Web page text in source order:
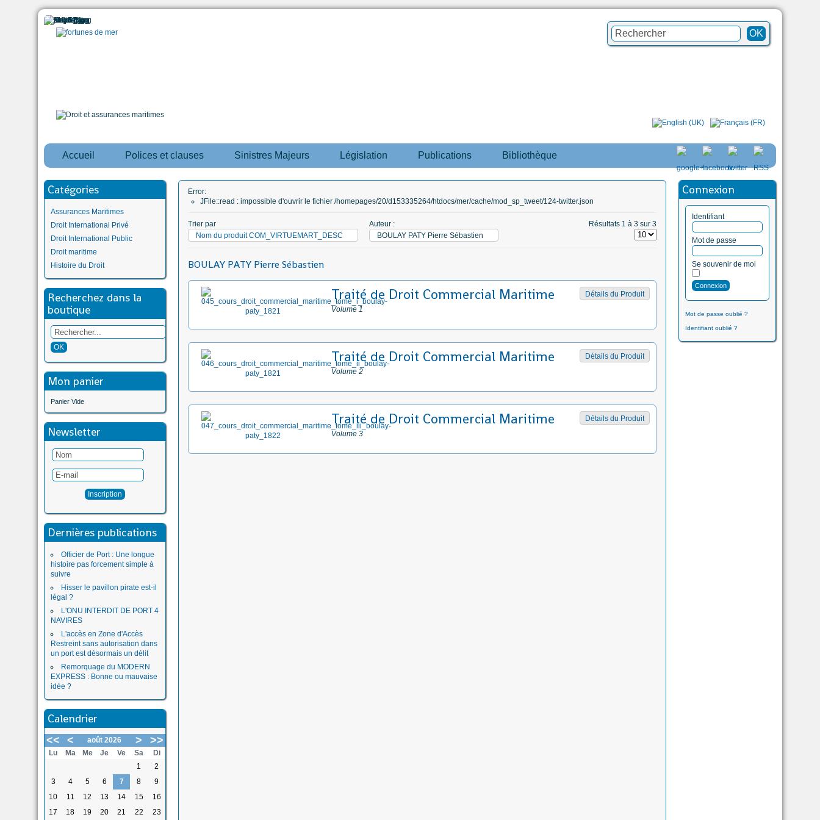
Accueil Polices et clauses Sinistres Majeurs Législation Publications Bibliothèque
Catégories
Assurances Maritimes
Droit International Privé
Droit International Public
Droit maritime
Histoire du Droit
Recherchez dans la
boutique
Mon panier
Panier Vide
Newsletter
Dernières publications
Officier de Port : Une longue
histoire pas forcement simple à
suivre
Hisser le pavillon pirate est-il
légal ?
L'ONU INTERDIT DE PORT 4
NAVIRES
L'accès en Zone d'Accès
Restreint sans autorisation dans
un port est désormais un délit
Remorquage du MODERN
EXPRESS : Bonne ou mauvaise
idée ?
Calendrier
<< < août 2026 > >>
Lu Ma Me Je Ve Sa
Di
1
2
3
4 5 6 7 8
9
10
11 12 13 14 15
16
17
18 19 20 21 22 23
Connexion
Identifiant
Mot de passe
Se souvenir de moi
Mot de passe oublié ?
Identifiant oublié ?
Error:
JFile::read : impossible d'ouvrir le fichier /homepages/20/d153335264/htdocs/mer/cache/mod_sp_tweet/124-twitter.json
Trier par
Nom du produit COM_VIRTUEMART_DESC
Auteur :
BOULAY PATY Pierre Sébastien
Résultats 1 à 3 sur 3
BOULAY PATY Pierre Sébastien
Détails du Produit
Traité de Droit Commercial Maritime
Volume 1
Détails du Produit
Traité de Droit Commercial Maritime
Volume 2
Détails du Produit
Traité de Droit Commercial Maritime
Volume 3